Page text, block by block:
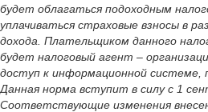
будет облагаться подоходным
уплачиваться страховые взносы в
дохода. Плательщиком данного
будет налоговый агент –
доступ к информационной системе,
Данная норма вступит в силу с 1
Соответствующие изменения